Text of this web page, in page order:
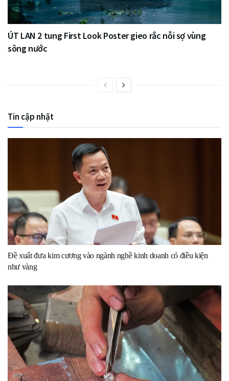
ÚT LAN 2 tung First Look Poster gieo rắc nỗi sợ vùng
sông nước
Tin cập nhật
Đề xuất đưa kim cương vào ngành nghề kinh doanh có điều kiện
như vàng